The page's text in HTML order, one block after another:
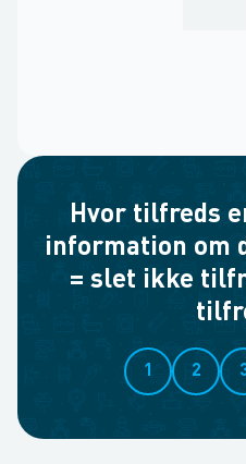
Hvor tilfreds
information om
= slet ikke
1 2